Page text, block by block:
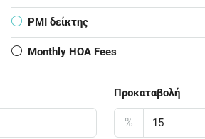
PMI δείκτης
Monthly HOA Fees
Προκαταβολή
%